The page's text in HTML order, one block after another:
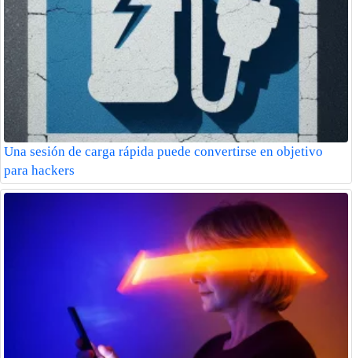
Una sesión de carga rápida puede convertirse en objetivo
para hackers